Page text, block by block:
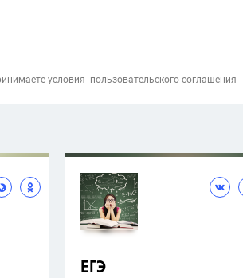
условия пользовательского соглашения
ЕГЭ